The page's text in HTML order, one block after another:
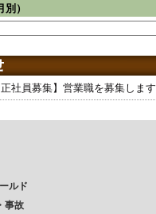
）
正社員募集】営業職を募集します
ルド
事故